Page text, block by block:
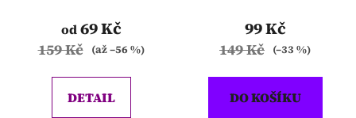
od69 Kč
159 Kč (až –56 %)
DETAIL
99 Kč
149 Kč (–33 %)
DO KOŠÍKU